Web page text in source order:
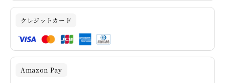
クレジットカード
Amazon Pay